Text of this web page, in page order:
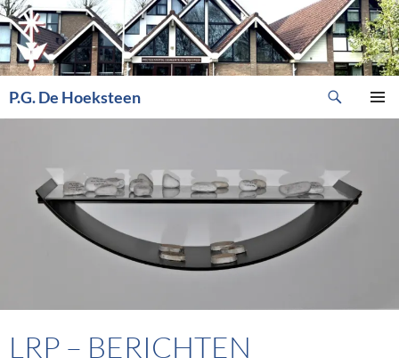
Ga
naar
de
inhoud
P.G. De Hoeksteen
LRP – BERICHTEN